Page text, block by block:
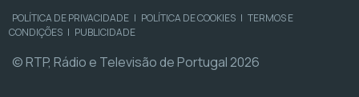
POLÍTICA DE PRIVACIDADE | POLÍTICA DE COOKIES | TERMOS E
CONDIÇÕES | PUBLICIDADE
© RTP, Rádio e Televisão de Portugal 2026